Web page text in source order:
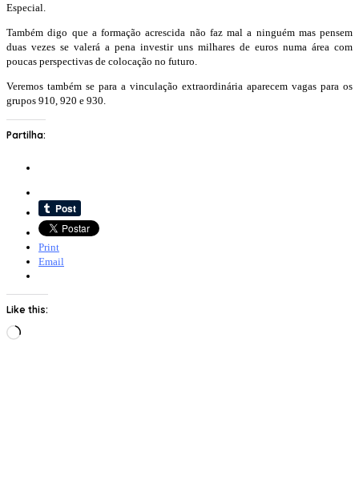
Especial.
Também digo que a formação acrescida não faz mal a ninguém mas pensem
duas vezes se valerá a pena investir uns milhares de euros numa área com
poucas perspectivas de colocação no futuro.
Veremos também se para a vinculação extraordinária aparecem vagas para os
grupos 910, 920 e 930.
Partilha:
Print
Email
Like this:
Loading…